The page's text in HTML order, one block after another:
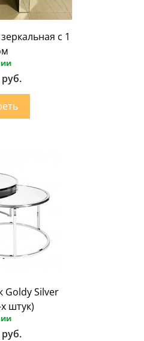
с 1
руб.
Goldy Silver
штук)
руб.